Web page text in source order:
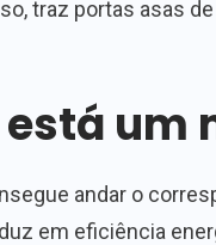
traz portas asas
um
andar o
em eficiência